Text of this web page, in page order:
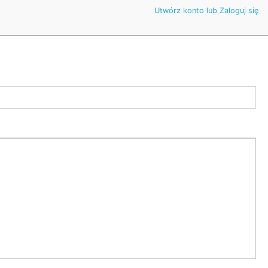
Utwórz konto lub Zaloguj się